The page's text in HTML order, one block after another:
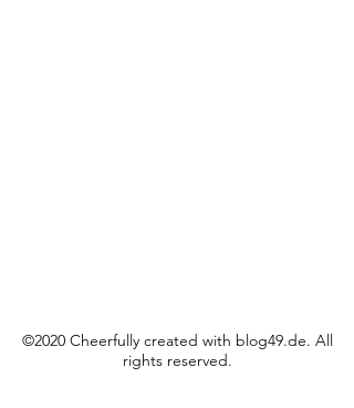
©2020 Cheerfully created with blog49.de. All
rights reserved.